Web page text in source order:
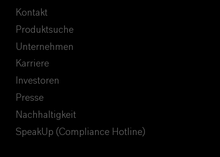
Kontakt
Produktsuche
Unternehmen
Karriere
Investoren
Presse
Nachhaltigkeit
SpeakUp (Compliance Hotline)